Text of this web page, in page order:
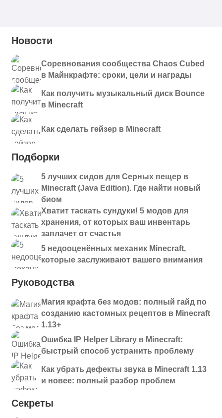
Новости
Соревнования сообщества Chaos Cubed
в Майнкрафте: сроки, цели и награды
Как получить музыкальный диск Bounce
в Minecraft
Как сделать гейзер в Minecraft
Подборки
5 лучших сидов для Серных пещер в
Minecraft (Java Edition). Где найти новый
биом
Хватит таскать сундуки! 5 модов для
хранения, от которых ваш инвентарь
заплачет от счастья
5 недооценённых механик Minecraft,
которые заслуживают вашего внимания
Руководства
Магия крафта без модов: полный гайд по
созданию кастомных рецептов в Minecraft
1.13+
Ошибка IP Helper Library в Minecraft:
быстрый способ устранить проблему
Как убрать дефекты звука в Minecraft 1.13
и новее: полный разбор проблем
Секреты